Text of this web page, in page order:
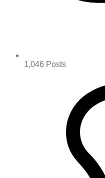
1,046 Posts